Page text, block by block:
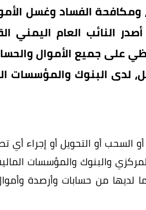
ومكافحة الفساد وغسل
أصدر النائب العام
على جميع الأموال
لدى البنوك والمؤسسات
السحب أو التحويل أو إجراء
والبنوك والمؤسسات
بما لديها من حسابات وأرصدة